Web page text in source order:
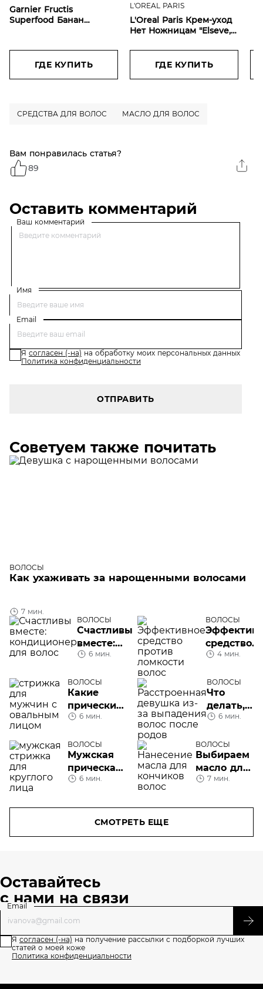
Garnier Fructis
Superfood Банан
питания и увлажнения
очень сухих волос, 390
ГДЕ КУПИТЬ
L'OREAL PARIS
L'Oreal Paris Крем-уход
Нет Ножницам "Elseve,
несмываемый, для
длинных
поврежденных волос, с
ГДЕ КУПИТЬ
СРЕДСТВА ДЛЯ ВОЛОС МАСЛО ДЛЯ ВОЛОС
Вам понравилась статья?
89
Оставить комментарий
Ваш комментарий
Имя
Email
Я согласен (-на) на обработку моих персональных данных
Политика конфиденциальности
ОТПРАВИТЬ
Советуем также почитать
ВОЛОСЫ
Как ухаживать за нарощенными волосами
7 мин.
ВОЛОСЫ
Счастливы
вместе:
кондиционер
6 мин.
ВОЛОСЫ
средство
против
волос
4 мин.
ВОЛОСЫ
Какие
прически
подойдут
с овальной
формой
лица?
6 мин.
ВОЛОСЫ
Что
делать,
если
волосы
после
родов?
6 мин.
ВОЛОСЫ
Мужская
прическа
при
лице:
какую
6 мин.
ВОЛОСЫ
Выбираем
масло для
кончиков
7 мин.
СМОТРЕТЬ ЕЩЕ
Оставайтесь
с нами на связи
Email
Я согласен (-на) на получение рассылки с подборкой лучших
статей о моей коже
Политика конфиденциальности